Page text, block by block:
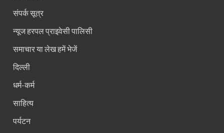
संपर्क सूत्र
न्यूज हरपल प्राइवेसी पालिसी
समाचार या लेख हमें भेजें
दिल्ली
धर्म-कर्म
साहित्य
पर्यटन